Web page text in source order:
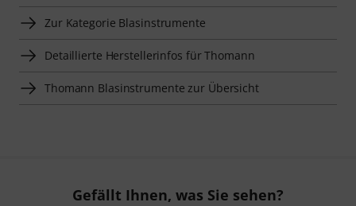
Zur Kategorie Blasinstrumente
Detaillierte Herstellerinfos für Thomann
Thomann Blasinstrumente zur Übersicht
Gefällt Ihnen, was Sie sehen?